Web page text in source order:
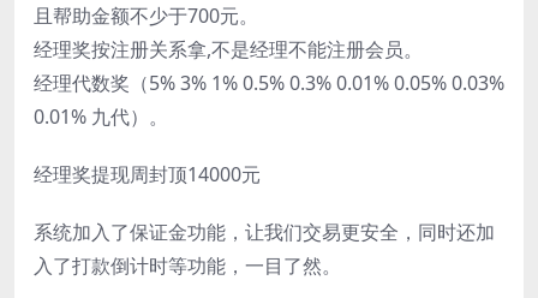
且帮助金额不少于700元。
经理奖按注册关系拿,不是经理不能注册会员。
经理代数奖（5% 3% 1% 0.5% 0.3% 0.01% 0.05% 0.03%
0.01% 九代）。
经理奖提现周封顶14000元
系统加入了保证金功能，让我们交易更安全，同时还加
入了打款倒计时等功能，一目了然。